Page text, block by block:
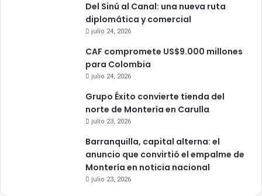
Del Sinú al Canal: una nueva ruta
diplomática y comercial
julio 24, 2026
CAF compromete US$9.000 millones
para Colombia
julio 24, 2026
Grupo Éxito convierte tienda del
norte de Montería en Carulla
julio 23, 2026
Barranquilla, capital alterna: el
anuncio que convirtió el empalme de
Montería en noticia nacional
julio 23, 2026